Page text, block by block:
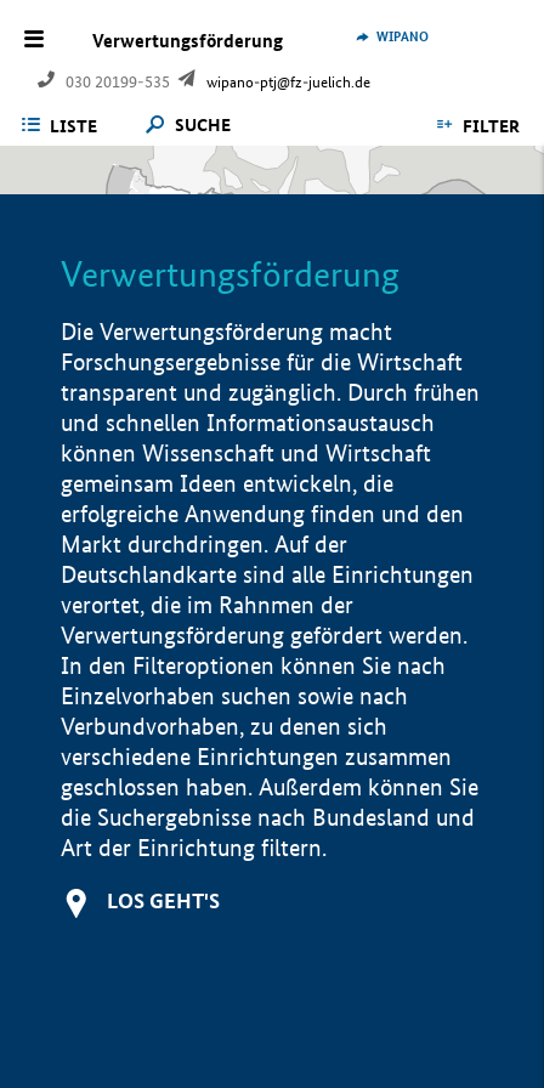
Verwertungsförderung
030 20199-535 wipano-ptj@fz-juelich.de
WIPANO
LISTE SUCHE FILTER
Verwertungsförderung
Die Verwertungsförderung macht
Forschungsergebnisse für die Wirtschaft
transparent und zugänglich. Durch frühen
und schnellen Informationsaustausch
können Wissenschaft und Wirtschaft
gemeinsam Ideen entwickeln, die
erfolgreiche Anwendung finden und den
Markt durchdringen. Auf der
Deutschlandkarte sind alle Einrichtungen
verortet, die im Rahnmen der
Verwertungsförderung gefördert werden.
In den Filteroptionen können Sie nach
Einzelvorhaben suchen sowie nach
Verbundvorhaben, zu denen sich
verschiedene Einrichtungen zusammen
geschlossen haben. Außerdem können Sie
die Suchergebnisse nach Bundesland und
Art der Einrichtung filtern.
LOS GEHT'S